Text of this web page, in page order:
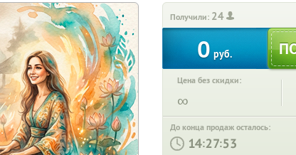
Получили: 24
0 руб.
Цена без скидки:
∞
До конца продаж осталось:
: :